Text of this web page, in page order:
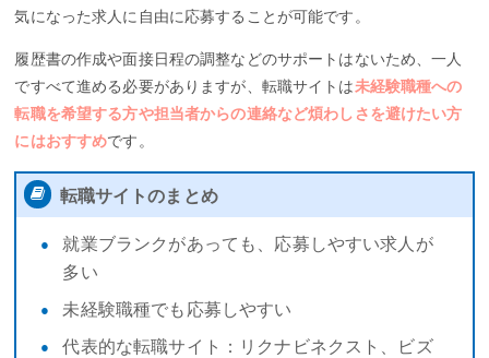
気になった求人に自由に応募することが可能です。
履歴書の作成や面接日程の調整などのサポートはないため、一人
ですべて進める必要がありますが、転職サイトは未経験職種への
転職を希望する方や担当者からの連絡など煩わしさを避けたい方
にはおすすめです。
転職サイトのまとめ
就業ブランクがあっても、応募しやすい求人が
多い
未経験職種でも応募しやすい
代表的な転職サイト：リクナビネクスト、ビズ